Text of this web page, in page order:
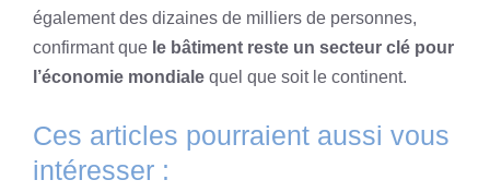
également des dizaines de milliers de personnes,
confirmant que le bâtiment reste un secteur clé pour
l’économie mondiale quel que soit le continent.
Ces articles pourraient aussi vous
intéresser :